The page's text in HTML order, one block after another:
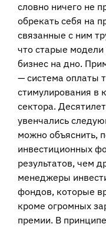
словно ничего не
обрекать себя на
связанные с ним
что старые
бизнес на дно.
— система оплаты
стимулирования в
сектора.
увенчались
можно объяснить,
инвестиционных
результатов, чем
менеджеры
фондов, которые
кроме огромных
премии. В